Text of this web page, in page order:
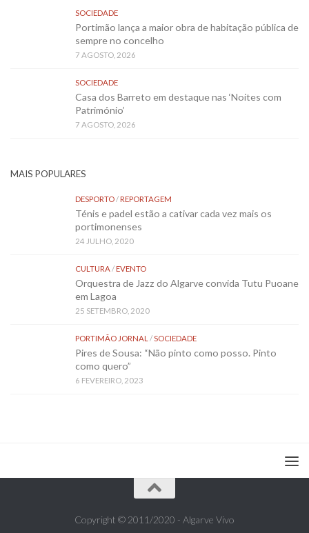
SOCIEDADE
Portimão lança a maior obra de habitação pública de
sempre no concelho
7 AGOSTO, 2026
SOCIEDADE
Casa dos Barreto em destaque nas ‘Noites com
Património’
7 AGOSTO, 2026
MAIS POPULARES
DESPORTO/REPORTAGEM
Ténis e padel estão a cativar cada vez mais os
portimonenses
24 JULHO, 2020
CULTURA/EVENTO
Orquestra de Jazz do Algarve convida Tutu Puoane
em Lagoa
25 SETEMBRO, 2020
PORTIMÃO JORNAL /SOCIEDADE
Pires de Sousa: “Não pinto como posso. Pinto
como quero”
6 FEVEREIRO, 2023
Copyright © 2011/2020 - Algarve Vivo